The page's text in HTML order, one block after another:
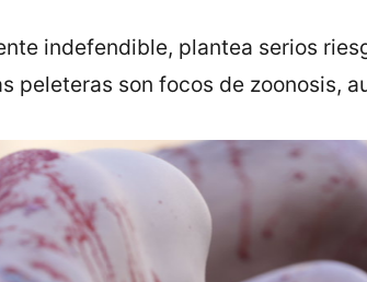
indefendible, plantea serios
peleteras son focos de zoonosis,